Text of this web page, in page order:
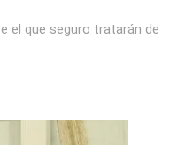
el que seguro tratarán de